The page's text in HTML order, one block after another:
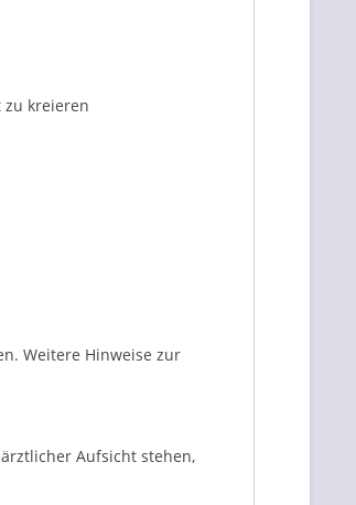
zu kreieren
Weitere Hinweise zur
Aufsicht stehen,